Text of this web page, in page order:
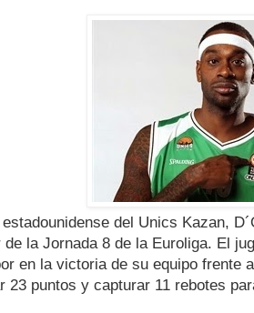
del Unics Kazan,
de la Jornada 8 de la Euroliga. El
en la victoria de su equipo frente
23 puntos y capturar 11 rebotes